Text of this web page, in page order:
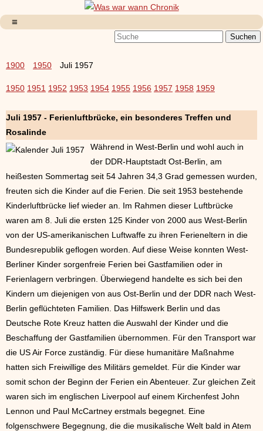
1900 1950 Juli 1957
1950 1951 1952 1953 1954 1955 1956 1957 1958 1959
Juli 1957 - Ferienluftbrücke, ein besonderes Treffen und
Rosalinde
Während in West-Berlin und wohl auch in
der DDR-Hauptstadt Ost-Berlin, am
heißesten Sommertag seit 54 Jahren 34,3 Grad gemessen wurden,
freuten sich die Kinder auf die Ferien. Die seit 1953 bestehende
Kinderluftbrücke lief wieder an. Im Rahmen dieser Luftbrücke
waren am 8. Juli die ersten 125 Kinder von 2000 aus West-Berlin
von der US-amerikanischen Luftwaffe zu ihren Ferieneltern in die
Bundesrepublik geflogen worden. Auf diese Weise konnten West-
Berliner Kinder sorgenfreie Ferien bei Gastfamilien oder in
Ferienlagern verbringen. Überwiegend handelte es sich bei den
Kindern um diejenigen von aus Ost-Berlin und der DDR nach West-
Berlin geflüchteten Familien. Das Hilfswerk Berlin und das
Deutsche Rote Kreuz hatten die Auswahl der Kinder und die
Beschaffung der Gastfamilien übernommen. Für den Transport war
die US Air Force zuständig. Für diese humanitäre Maßnahme
hatten sich Freiwillige des Militärs gemeldet. Für die Kinder war
somit schon der Beginn der Ferien ein Abenteuer. Zur gleichen Zeit
waren sich im englischen Liverpool auf einem Kirchenfest John
Lennon und Paul McCartney erstmals begegnet. Eine
folgenschwere Begegnung, die die musikalische Welt bald in Atem